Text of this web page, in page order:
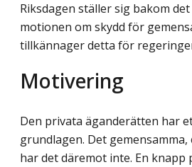
Riksdagen ställer sig bakom
motionen om skydd för
tillkännager detta för
Motivering
Den privata äganderätten har
grundlagen. Det
har det däremot inte. En